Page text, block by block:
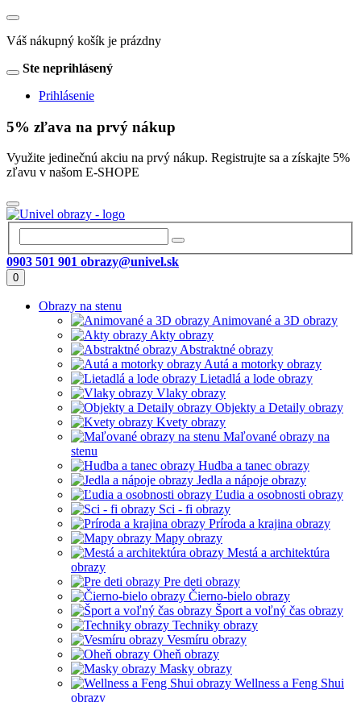
Váš nákupný košík je prázdny
Ste neprihlásený
Prihlásenie
5% zľava na prvý nákup
Využite jedinečnú akciu na prvý nákup. Registrujte sa a získajte 5%
zľavu v našom E-SHOPE
0903 501 901 obrazy@univel.sk
0
Obrazy na stenu
Animované a 3D obrazy
Akty obrazy
Abstraktné obrazy
Autá a motorky obrazy
Lietadlá a lode obrazy
Vlaky obrazy
Objekty a Detaily obrazy
Kvety obrazy
Maľované obrazy na
stenu
Hudba a tanec obrazy
Jedla a nápoje obrazy
Ľudia a osobnosti obrazy
Sci - fi obrazy
Príroda a krajina obrazy
Mapy obrazy
Mestá a architektúra
obrazy
Pre deti obrazy
Čierno-bielo obrazy
Šport a voľný čas obrazy
Techniky obrazy
Vesmíru obrazy
Oheň obrazy
Masky obrazy
Wellness a Feng Shui
obrazy